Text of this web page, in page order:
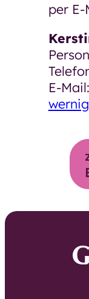
per
E-Mail: